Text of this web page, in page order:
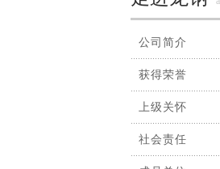
公司简介
获得荣誉
上级关怀
社会责任